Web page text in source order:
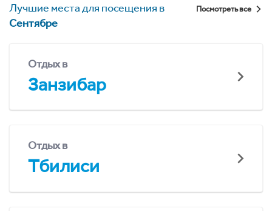
Лучшие места для посещения в
Сентябре
Посмотреть все
Отдых в
Занзибар
Отдых в
Тбилиси